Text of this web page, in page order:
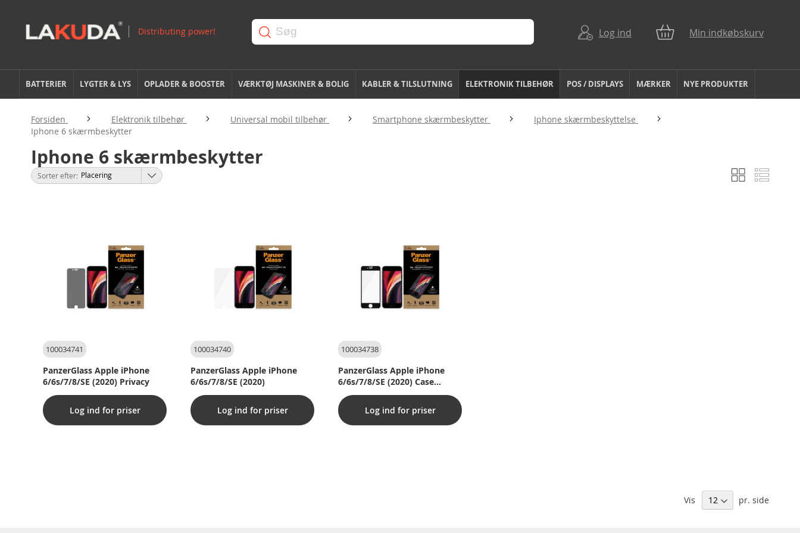
Log ind Min indkøbskurv
BATTERIER LYGTER & LYS OPLADER & BOOSTER VÆRKTØJ MASKINER & BOLIG KABLER & TILSLUTNING ELEKTRONIK TILBEHØR POS / DISPLAYS MÆRKER NYE PRODUKTER
Forsiden Elektronik tilbehør Universal mobil tilbehør Smartphone skærmbeskytter
Iphone skærmbeskyttelse
Iphone 6 skærmbeskytter
Iphone 6 skærmbeskytter
Vis
som
GitterListe
Sorter efter
100034741
PanzerGlass Apple iPhone
6/6s/7/8/SE (2020) Privacy
Log ind for priser
100034740
PanzerGlass Apple iPhone
6/6s/7/8/SE (2020)
Log ind for priser
100034738
PanzerGlass Apple iPhone
6/6s/7/8/SE (2020) Case
Friendly, Sort
Log ind for priser
Vis pr. side